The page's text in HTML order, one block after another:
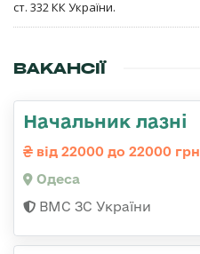
ст. 332 КК України.
ВАКАНСІЇ
Начальник лазні
від 22000 до 22000 грн
Одеса
ВМС ЗС України